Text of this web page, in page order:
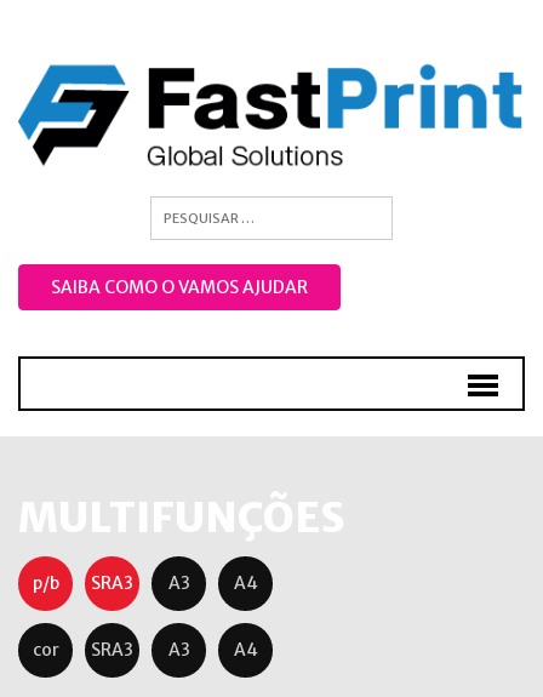
SAIBA COMO O VAMOS AJUDAR
MULTIFUNÇÕES
p/b SRA3 A3 A4
cor SRA3 A3 A4